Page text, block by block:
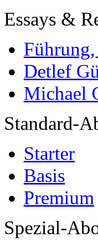
Essays &
Detlef
Michael
Standard-
Starter
Basis
Premium
Spezial-